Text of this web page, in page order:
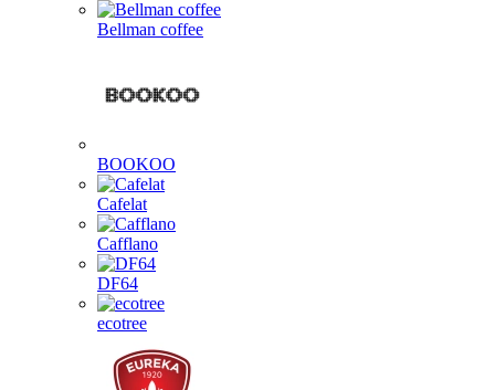
Bellman coffee
BOOKOO
Cafelat
Cafflano
DF64
ecotree